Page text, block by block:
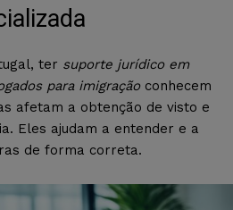
ter suporte jurídico em
para imigração conhecem
afetam a obtenção de visto e
Eles ajudam a entender e a
de forma correta.